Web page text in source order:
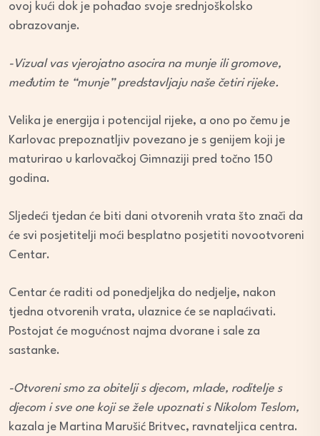
ovoj kući dok je pohađao svoje srednjoškolsko
obrazovanje.
-Vizual vas vjerojatno asocira na munje ili gromove,
međutim te “munje” predstavljaju naše četiri rijeke.
Velika je energija i potencijal rijeke, a ono po čemu je
Karlovac prepoznatljiv povezano je s genijem koji je
maturirao u karlovačkoj Gimnaziji pred točno 150
godina.
Sljedeći tjedan će biti dani otvorenih vrata što znači da
će svi posjetitelji moći besplatno posjetiti novootvoreni
Centar.
Centar će raditi od ponedjeljka do nedjelje, nakon
tjedna otvorenih vrata, ulaznice će se naplaćivati.
Postojat će mogućnost najma dvorane i sale za
sastanke.
-Otvoreni smo za obitelji s djecom, mlade, roditelje s
djecom i sve one koji se žele upoznati s Nikolom Teslom,
kazala je Martina Marušić Britvec, ravnateljica centra.